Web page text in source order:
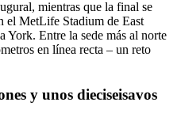
mientras que la final se
el MetLife Stadium de East
York. Entre la sede más al norte
en línea recta – un reto
y unos dieciseisavos